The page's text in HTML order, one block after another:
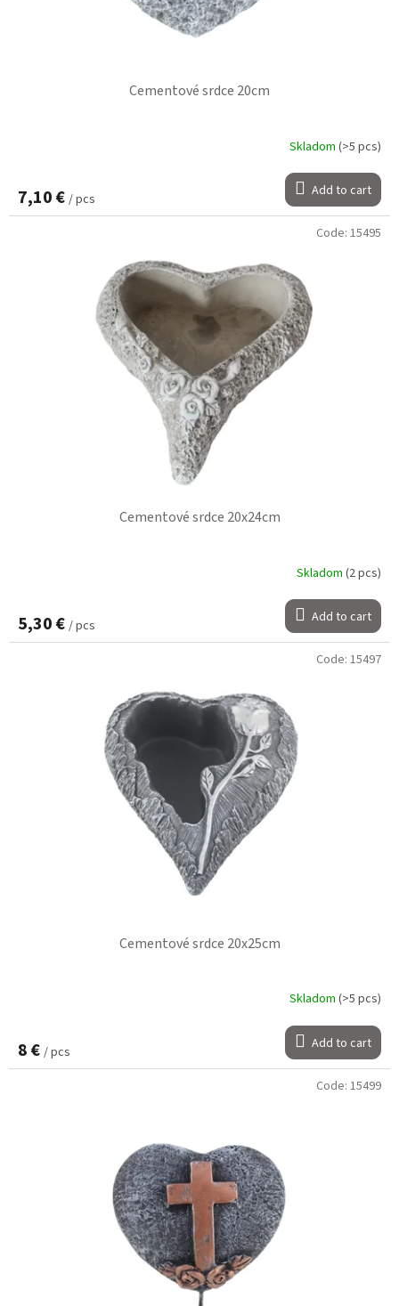
Cementové srdce 20cm
Skladom (>5 pcs)
7,10 € / pcs Add to cart
Cementové srdce 20x24cm
Skladom (2 pcs)
5,30 € / pcs Add to cart
Code: 15495
Cementové srdce 20x25cm
Skladom (>5 pcs)
8 € / pcs Add to cart
Code: 15497
Code: 15499